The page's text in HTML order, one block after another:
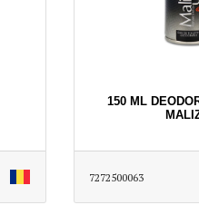
150 ML
7272500063